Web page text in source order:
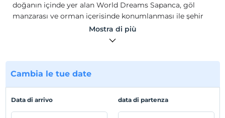
doğanın içinde yer alan World Dreams Sapanca, göl
manzarası ve orman içerisinde konumlanması ile şehir
hayatının stresinden uzaklaşarak, keyifli bir tatil
odalarımız aile odası şeklinde tasarlanmış olup 19 adet
1+1 bungalow, 4 adet 1+3 bungalow, 3 adet 1+1 tiny house
olmak üzere hizmetinizdedir.
Mostra di più
Cambia le tue date
Data di arrivo data di partenza